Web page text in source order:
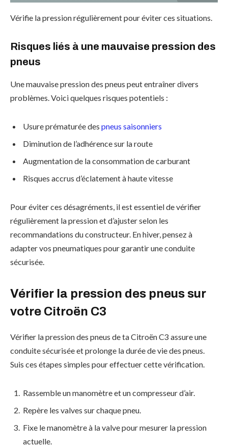
Vérifie la pression régulièrement pour éviter ces situations.
Risques liés à une mauvaise pression des
pneus
Une mauvaise pression des pneus peut entraîner divers
problèmes. Voici quelques risques potentiels :
Usure prématurée des pneus saisonniers
Diminution de l’adhérence sur la route
Augmentation de la consommation de carburant
Risques accrus d’éclatement à haute vitesse
Pour éviter ces désagréments, il est essentiel de vérifier
régulièrement la pression et d’ajuster selon les
recommandations du constructeur. En hiver, pensez à
adapter vos pneumatiques pour garantir une conduite
sécurisée.
Vérifier la pression des pneus sur
votre Citroën C3
Vérifier la pression des pneus de ta Citroën C3 assure une
conduite sécurisée et prolonge la durée de vie des pneus.
Suis ces étapes simples pour effectuer cette vérification.
Rassemble un manomètre et un compresseur d’air.
Repère les valves sur chaque pneu.
Fixe le manomètre à la valve pour mesurer la pression
actuelle.